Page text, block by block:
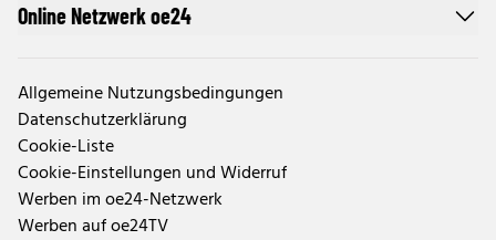
Online Netzwerk oe24
Allgemeine Nutzungsbedingungen
Datenschutzerklärung
Cookie-Liste
Cookie-Einstellungen und Widerruf
Werben im oe24-Netzwerk
Werben auf oe24TV